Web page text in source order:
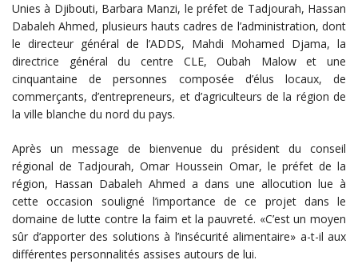
Unies à Djibouti, Barbara Manzi, le préfet de Tadjourah, Hassan
Dabaleh Ahmed, plusieurs hauts cadres de l’administration, dont
le directeur général de l’ADDS, Mahdi Mohamed Djama, la
directrice général du centre CLE, Oubah Malow et une
cinquantaine de personnes composée d’élus locaux, de
commerçants, d’entrepreneurs, et d’agriculteurs de la région de
la ville blanche du nord du pays.
Après un message de bienvenue du président du conseil
régional de Tadjourah, Omar Houssein Omar, le préfet de la
région, Hassan Dabaleh Ahmed a dans une allocution lue à
cette occasion souligné l’importance de ce projet dans le
domaine de lutte contre la faim et la pauvreté. «C’est un moyen
sûr d’apporter des solutions à l’insécurité alimentaire» a-t-il aux
différentes personnalités assises autours de lui.